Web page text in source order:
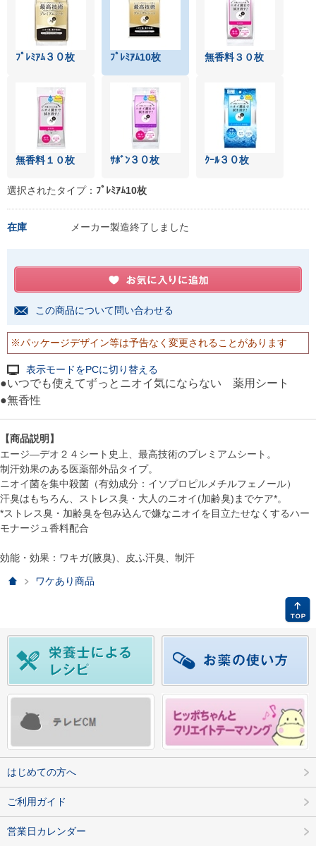
ﾌﾟﾚﾐｱﾑ３０枚 ﾌﾟﾚﾐｱﾑ10枚 無香料３０枚
無香料１０枚 ｻﾎﾞﾝ３０枚 ｸｰﾙ３０枚
選択されたタイプ： ﾌﾟﾚﾐｱﾑ10枚
在庫 メーカー製造終了しました
この商品について問い合わせる
※パッケージデザイン等は予告なく変更されることがあります
表示モードをPCに切り替える
●いつでも使えてずっとニオイ気にならない 薬用シート
●無香性
【商品説明】
エージ―デオ２４シート史上、最高技術のプレミアムシート。
制汗効果のある医薬部外品タイプ。
ニオイ菌を集中殺菌（有効成分：イソプロピルメチルフェノール）
汗臭はもちろん、ストレス臭・大人のニオイ(加齢臭)までケア*。
*ストレス臭・加齢臭を包み込んで嫌なニオイを目立たせなくするハー
モナージュ香料配合
効能・効果：ワキガ(腋臭)、皮ふ汗臭、制汗
ホームワケあり商品
はじめての方へ
ご利用ガイド
営業日カレンダー